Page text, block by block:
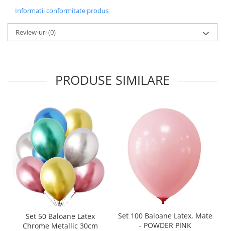
Informatii conformitate produs
Review-uri(0)
PRODUSE SIMILARE
Set 50 Baloane Latex
Chrome Metallic 30cm
Set 100 Baloane Latex, Mate
- POWDER PINK